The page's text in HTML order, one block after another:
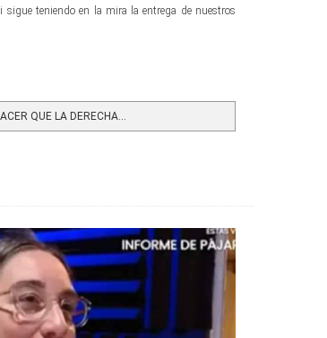
teniendo en la mira la entrega de nuestros
QUE LA DERECHA...